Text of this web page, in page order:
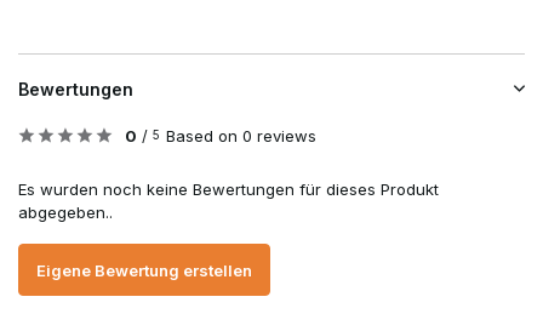
Bewertungen
0 / 5 Based on 0 reviews
Es wurden noch keine Bewertungen für dieses Produkt
abgegeben..
Eigene Bewertung erstellen